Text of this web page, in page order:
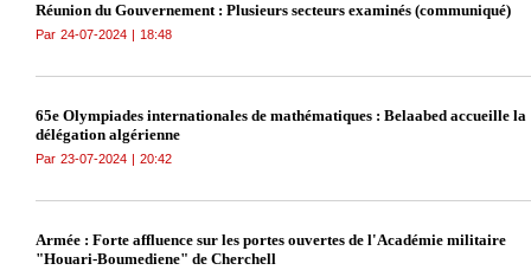
Réunion du Gouvernement : Plusieurs secteurs examinés (communiqué)
Par 24-07-2024 | 18:48
65e Olympiades internationales de mathématiques : Belaabed accueille la
délégation algérienne
Par 23-07-2024 | 20:42
Armée : Forte affluence sur les portes ouvertes de l'Académie militaire
"Houari-Boumediene" de Cherchell